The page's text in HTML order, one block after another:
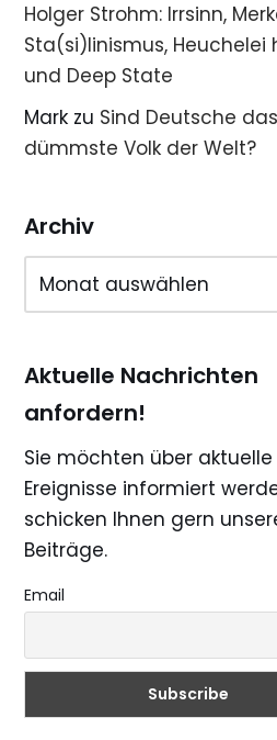
Holger Strohm: Irrsinn,
Sta(si)linismus, Heuchelei
und Deep State
Mark zu Sind Deutsche das
dümmste Volk der Welt?
Archiv
Aktuelle Nachrichten
anfordern!
Sie möchten über aktuelle
Ereignisse informiert
schicken Ihnen gern
Beiträge.
Email